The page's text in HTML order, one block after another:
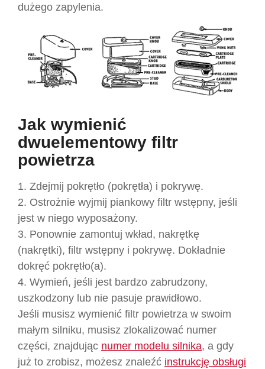
dużego zapylenia.
Jak wymienić
dwuelementowy filtr
powietrza
1. Zdejmij pokrętło (pokrętła) i pokrywę.
2. Ostrożnie wyjmij piankowy filtr wstępny, jeśli
jest w niego wyposażony.
3. Ponownie zamontuj wkład, nakrętkę
(nakrętki), filtr wstępny i pokrywę. Dokładnie
dokręć pokrętło(a).
4. Wymień, jeśli jest bardzo zabrudzony,
uszkodzony lub nie pasuje prawidłowo.
Jeśli musisz wymienić filtr powietrza w swoim
małym silniku, musisz zlokalizować numer
części, znajdując numer modelu silnika, a gdy
już to zrobisz, możesz znaleźć instrukcję obsługi